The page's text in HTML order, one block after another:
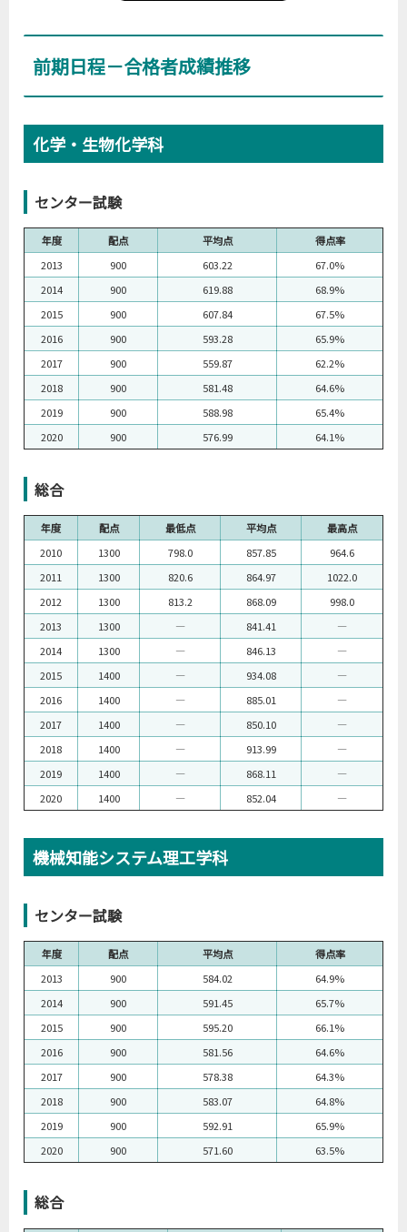
前期日程－合格者成績推移
化学・生物化学科
センター試験
年度 配点 平均点
得点率
2013
900 603.22
67.0%
2014
900 619.88
68.9%
2015
900 607.84
67.5%
2016
900 593.28
65.9%
2017
900 559.87
62.2%
2018
900 581.48
64.6%
2019
900 588.98
65.4%
2020
900 576.99 64.1%
総合
年度 配点 最低点 平均点
最高点
2010
1300 798.0 857.85
964.6
2011
1300 820.6 864.97
1022.0
2012
1300 813.2 868.09
998.0
2013
1300 ― 841.41
―
2014
1300 ― 846.13
―
2015
1400 ― 934.08
―
2016
1400 ― 885.01
―
2017
1400 ― 850.10
―
2018
1400 ― 913.99
―
2019
1400 ― 868.11
―
2020
1400 ― 852.04 ―
機械知能システム理工学科
センター試験
年度 配点 平均点
得点率
2013
900 584.02
64.9%
2014
900 591.45
65.7%
2015
900 595.20
66.1%
2016
900 581.56
64.6%
2017
900 578.38
64.3%
2018
900 583.07
64.8%
2019
900 592.91
65.9%
2020
900 571.60 63.5%
総合